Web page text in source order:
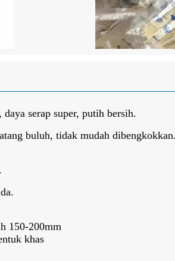
serap super, putih bersih.
buluh, tidak mudah
150-200mm
khas